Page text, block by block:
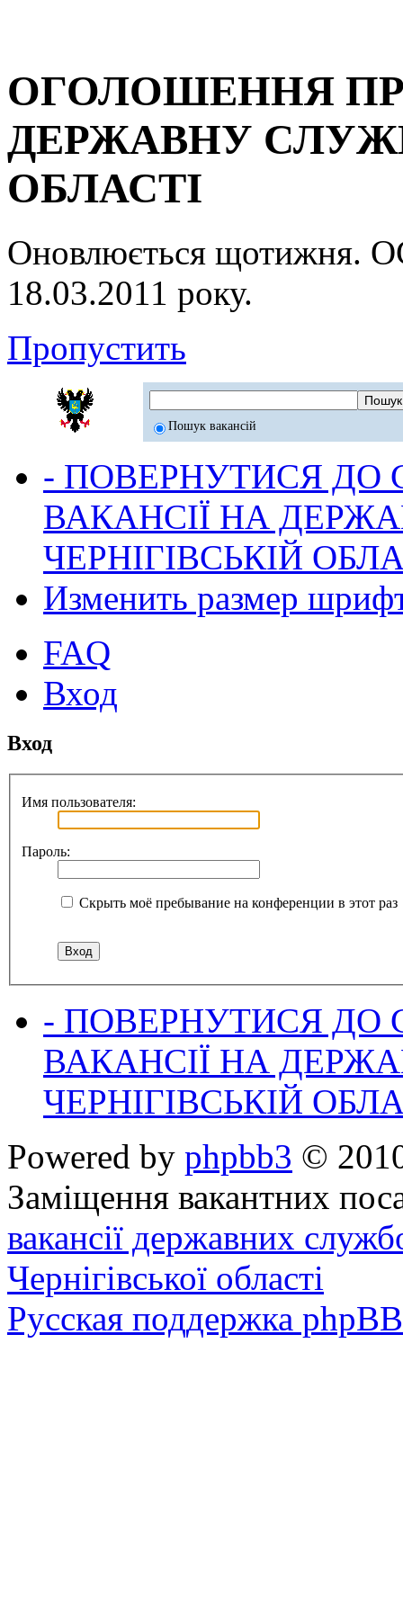
ОГОЛОШЕННЯ
ДЕРЖАВНУ
ОБЛАСТІ
Оновлюється
18.03.2011 року.
Пропустить
Пошук вакансій
- ПОВЕРНУТИСЯ ДО
ВАКАНСІЇ НА
ЧЕРНІГІВСЬКІЙ
Изменить размер
FAQ
Вход
Вход
Имя пользователя:
Пароль:
Скрыть моё пребывание на конференции в этот раз
- ПОВЕРНУТИСЯ ДО
ВАКАНСІЇ НА
ЧЕРНІГІВСЬКІЙ
Powered by phpbb3 ©
Заміщення вакантних
вакансії державних
Чернігівської області
Русская поддержка phpBB